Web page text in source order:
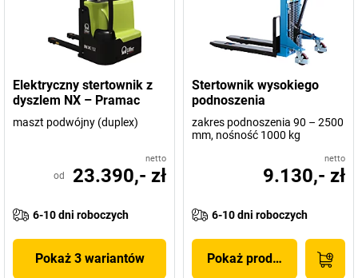
Elektryczny stertownik z
dyszlem NX – Pramac
maszt podwójny (duplex)
netto
od 23.390,- zł
6-10 dni roboczych
Pokaż 3 wariantów
Stertownik wysokiego
podnoszenia
zakres podnoszenia 90 – 2500
mm, nośność 1000 kg
netto
9.130,- zł
6-10 dni roboczych
Pokaż produkt